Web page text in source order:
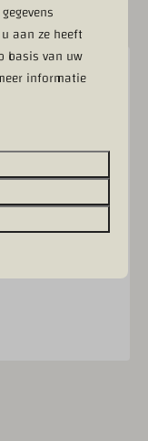
aan ze heeft
basis van uw
informatie